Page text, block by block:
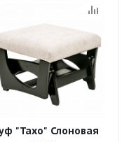
"Тахо" Слоновая